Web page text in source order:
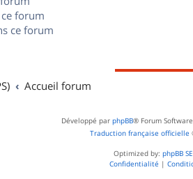
forum
ce forum
Accueil forum
Développé par phpBB® Forum
Traduction française officielle
Optimized by: phpBB
Confidentialité |